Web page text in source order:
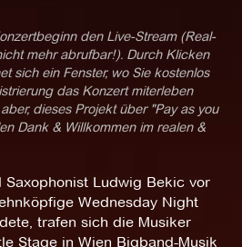
den Live-Stream (Real-
mehr abrufbar!). Durch Klicken
sich ein Fenster, wo Sie kostenlos
das Konzert miterleben
dieses Projekt über "Pay as you
Dank & Willkommen im realen &
Ludwig Bekic vor
Wednesday Night
trafen sich die Musiker
Stage in Wien Bigband-Musik